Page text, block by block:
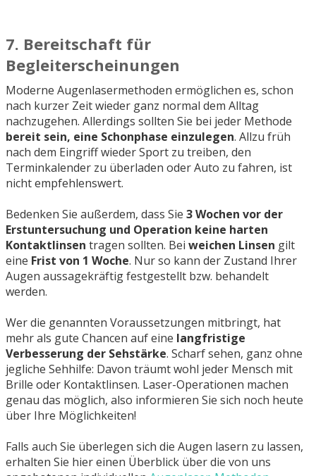
7. Bereitschaft für
Begleiterscheinungen
Moderne Augenlasermethoden ermöglichen es, schon
nach kurzer Zeit wieder ganz normal dem Alltag
nachzugehen. Allerdings sollten Sie bei jeder Methode
bereit sein, eine Schonphase einzulegen. Allzu früh
nach dem Eingriff wieder Sport zu treiben, den
Terminkalender zu überladen oder Auto zu fahren, ist
nicht empfehlenswert.
Bedenken Sie außerdem, dass Sie 3 Wochen vor der
Erstuntersuchung und Operation keine harten
Kontaktlinsen tragen sollten. Bei weichen Linsen gilt
eine Frist von 1 Woche. Nur so kann der Zustand Ihrer
Augen aussagekräftig festgestellt bzw. behandelt
werden.
Wer die genannten Voraussetzungen mitbringt, hat
mehr als gute Chancen auf eine langfristige
Verbesserung der Sehstärke. Scharf sehen, ganz ohne
jegliche Sehhilfe: Davon träumt wohl jeder Mensch mit
Brille oder Kontaktlinsen. Laser-Operationen machen
genau das möglich, also informieren Sie sich noch heute
über Ihre Möglichkeiten!
Falls auch Sie überlegen sich die Augen lasern zu lassen,
erhalten Sie hier einen Überblick über die von uns